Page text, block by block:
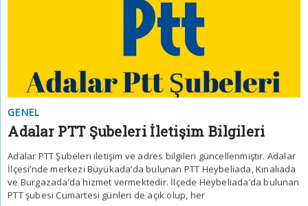
GENEL
Adalar PTT Şubeleri İletişim Bilgileri
Adalar PTT Şubeleri iletişim ve adres bilgileri güncellenmiştir. Adalar
İlçesi’nde merkezi Büyükada‘da bulunan PTT Heybeliada, Kınalıada
ve Burgazada’da hizmet vermektedir. İlçede Heybeliada’da bulunan
PTT şubesi Cumartesi günleri de açık olup, her